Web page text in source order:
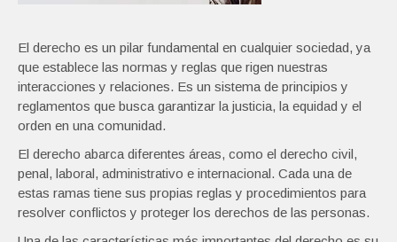
El derecho es un pilar fundamental en cualquier sociedad, ya
que establece las normas y reglas que rigen nuestras
interacciones y relaciones. Es un sistema de principios y
reglamentos que busca garantizar la justicia, la equidad y el
orden en una comunidad.
El derecho abarca diferentes áreas, como el derecho civil,
penal, laboral, administrativo e internacional. Cada una de
estas ramas tiene sus propias reglas y procedimientos para
resolver conflictos y proteger los derechos de las personas.